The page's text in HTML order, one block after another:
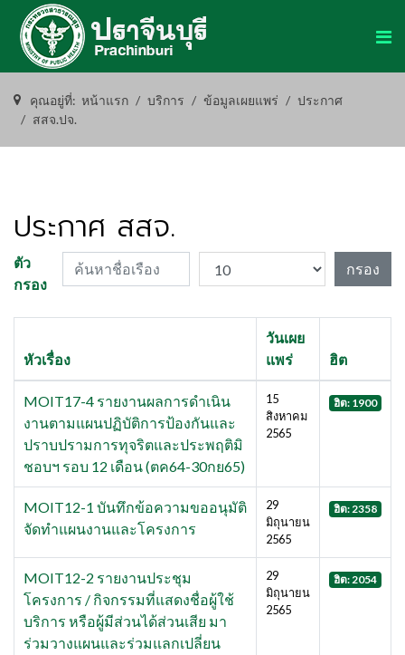
คุณอยู่ที่: หน้าแรก บริการ ข้อมูลเผยแพร่
ประกาศ
สสจ.ปจ.
ประกาศ สสจ.
ตัว
กรอง
ค้นหาชื่อเรือง แสดง # กรอง
หัวเรื่อง
วันเผย
แพร่
ฮิต
MOIT17-4 รายงานผลการดำเนิน
งานตามแผนปฏิบัติการป้องกันและ
ปราบปรามการทุจริตและประพฤติมิ
ชอบฯ รอบ 12 เดือน (ตค64-30กย65)
15
สิงหาคม
2565
ฮิต: 1900
MOIT12-1 บันทึกข้อความขออนุมัติ
จัดทำแผนงานและโครงการ
29
มิถุนายน
2565
ฮิต: 2358
MOIT12-2 รายงานประชุม
โครงการ / กิจกรรมที่แสดงชื่อผู้ใช้
บริการ หรือผู้มีส่วนได้ส่วนเสีย มา
ร่วมวางแผนและร่วมแลกเปลี่ยน
29
มิถุนายน
2565
ฮิต: 2054